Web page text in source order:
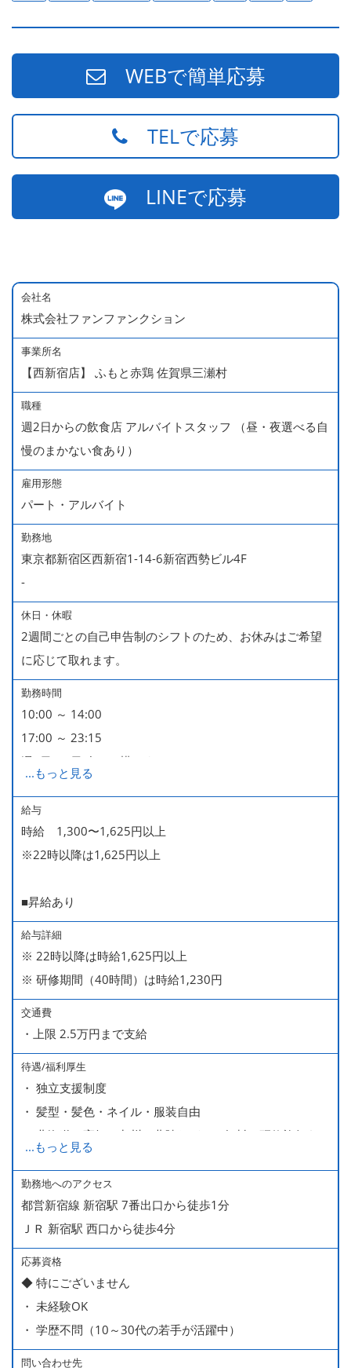
WEBで簡単応募
TELで応募
LINEで応募
会社名
株式会社ファンファンクション
事業所名
【西新宿店】 ふもと赤鶏 佐賀県三瀬村
職種
週2日からの飲食店 アルバイトスタッフ （昼・夜選べる自
慢のまかない食あり）
雇用形態
パート・アルバイト
勤務地
東京都新宿区西新宿1-14-6新宿西勢ビル4F
-
休日・休暇
2週間ごとの自己申告制のシフトのため、お休みはご希望
に応じて取れます。
勤務時間
10:00 ～ 14:00
17:00 ～ 23:15
週2日・1日4h～で構いません。
■時短勤務制度あり
...もっと見る
給与
時給 1,300〜1,625円以上
※22時以降は1,625円以上
■昇給あり
給与詳細
※ 22時以降は時給1,625円以上
※ 研修期間（40時間）は時給1,230円
交通費
・上限 2.5万円まで支給
待遇/福利厚生
・ 独立支援制度
・ 髪型・髪色・ネイル・服装自由
・ 北海道や高知、九州、北陸などへの無料の研修旅行あり
ます
・ 無料の美味しい まかない食 あり
...もっと見る
勤務地へのアクセス
都営新宿線 新宿駅 7番出口から徒歩1分
ＪＲ 新宿駅 西口から徒歩4分
応募資格
◆ 特にございません
・ 未経験OK
・ 学歴不問（10～30代の若手が活躍中）
問い合わせ先